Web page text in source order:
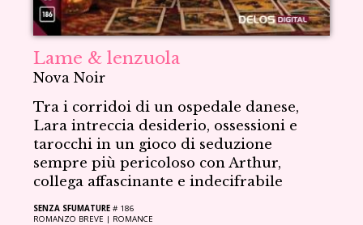
Lame & lenzuola
Nova Noir
Tra i corridoi di un ospedale danese,
Lara intreccia desiderio, ossessioni e
tarocchi in un gioco di seduzione
sempre più pericoloso con Arthur,
collega affascinante e indecifrabile
SENZA SFUMATURE # 186
ROMANZO BREVE | ROMANCE